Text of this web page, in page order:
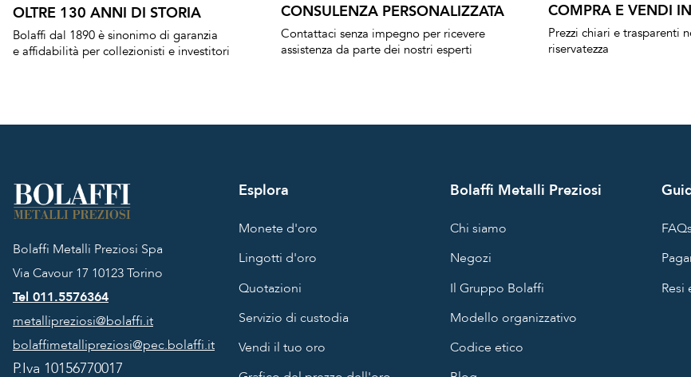
OLTRE 130 ANNI DI STORIA
Bolaffi dal 1890 è sinonimo di garanzia
e affidabilità per collezionisti e investitori
CONSULENZA PERSONALIZZATA
Contattaci senza impegno per ricevere
assistenza da parte dei nostri esperti
COMPRA E VENDI
Prezzi chiari e trasparenti
riservatezza
Bolaffi Metalli Preziosi Spa
Via Cavour 17 10123 Torino
Tel 011.5576364
metallipreziosi@bolaffi.it
bolaffimetallipreziosi@pec.bolaffi.it
P.Iva 10156770017
Esplora
Monete d'oro
Lingotti d'oro
Quotazioni
Servizio di custodia
Vendi il tuo oro
Bolaffi Metalli Preziosi
Chi siamo
Negozi
Il Gruppo Bolaffi
Modello organizzativo
Codice etico
FAQs
Resi